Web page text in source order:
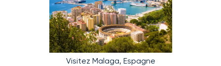
Visitez Malaga, Espagne